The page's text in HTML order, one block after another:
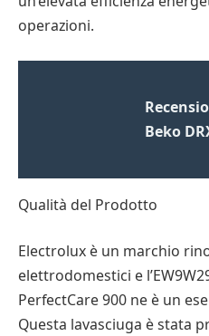
operazioni.
Beko
Qualità del Prodotto
Electrolux è un marchio
elettrodomestici e
PerfectCare 900 ne è un
Questa lavasciuga è stata